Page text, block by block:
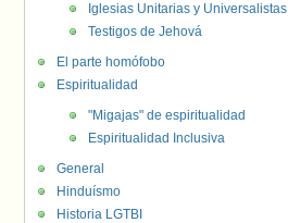
Iglesias Unitarias y Universalistas
Testigos de Jehová
El parte homófobo
Espiritualidad
"Migajas" de espiritualidad
Espiritualidad Inclusiva
General
Hinduísmo
Historia LGTBI